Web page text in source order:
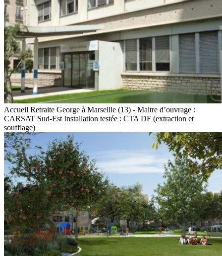
Accueil Retraite George à Marseille (13) - Maitre d’ouvrage :
CARSAT Sud-Est Installation testée : CTA DF (extraction et
soufflage)